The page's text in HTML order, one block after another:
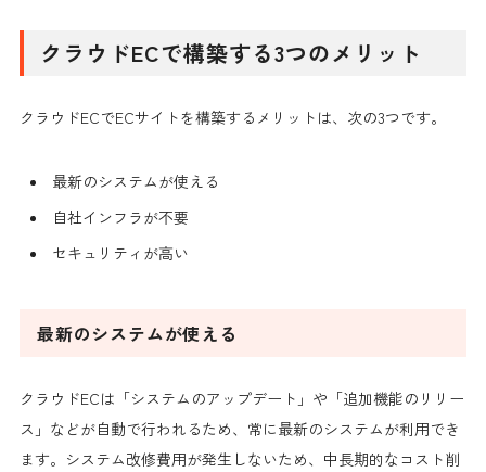
クラウドECで構築する3つのメリット
クラウドECでECサイトを構築するメリットは、次の3つです。
最新のシステムが使える
自社インフラが不要
セキュリティが高い
最新のシステムが使える
クラウドECは「システムのアップデート」や「追加機能のリリー
ス」などが自動で行われるため、常に最新のシステムが利用でき
ます。システム改修費用が発生しないため、中長期的なコスト削